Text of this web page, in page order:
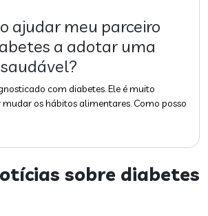
ajudar meu parceiro
a adotar uma
com diabetes. Ele é muito
os hábitos alimentares. Como posso
sobre diabetes